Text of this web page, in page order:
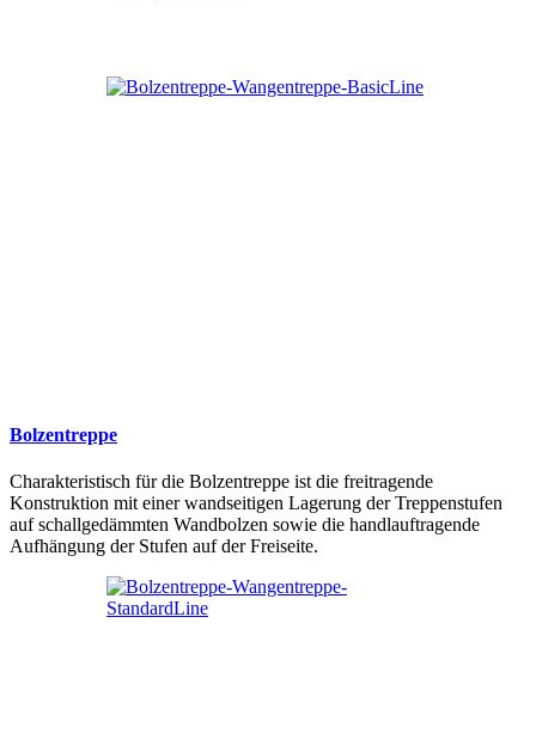
Bolzentreppe
Charakteristisch für die Bolzentreppe ist die freitragende
Konstruktion mit einer wandseitigen Lagerung der Treppenstufen
auf schallgedämmten Wandbolzen sowie die handlauftragende
Aufhängung der Stufen auf der Freiseite.